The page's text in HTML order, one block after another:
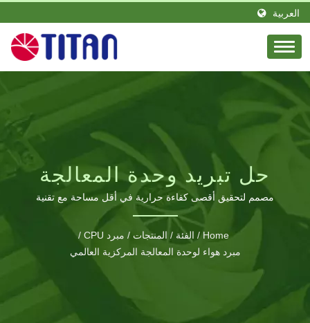
العربية
حل تبريد وحدة المعالجة
المركزية فائق النحافة
للأنظمة ذات المساحة
المحدودة
مصمم لتحقيق أقصى كفاءة حرارية في أقل مساحة مع تقنية
أنابيب الحرارة ذات الاتصال المباشر
Home
/ الفئة / المنتجات / مبرد CPU
/
مبرد هواء لوحدة المعالجة المركزية العالمي